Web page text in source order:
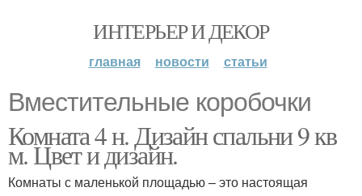
ИНТЕРЬЕР И ДЕКОР
главная новости статьи
Вместительные коробочки
Комната 4 н. Дизайн спальни 9 кв
м. Цвет и дизайн.
Комнаты с маленькой площадью – это настоящая